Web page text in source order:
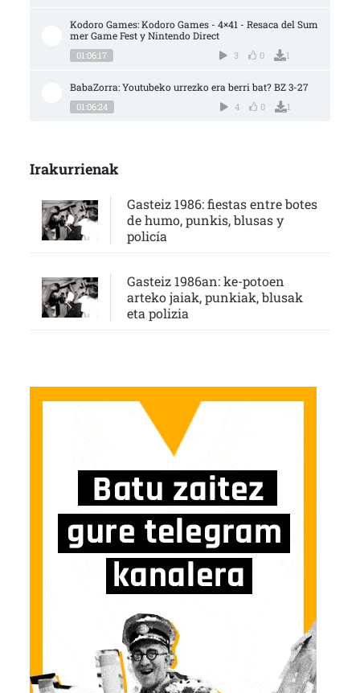
Kodoro Games: Kodoro Games - 4×41 - Resaca del Sum
mer Game Fest y Nintendo Direct
01:06:17 3 0 1
BabaZorra: Youtubeko urrezko era berri bat? BZ 3-27
01:06:24 4 0 1
Irakurrienak
Gasteiz 1986: fiestas entre botes
de humo, punkis, blusas y
policía
Gasteiz 1986an: ke-potoen
arteko jaiak, punkiak, blusak
eta polizia